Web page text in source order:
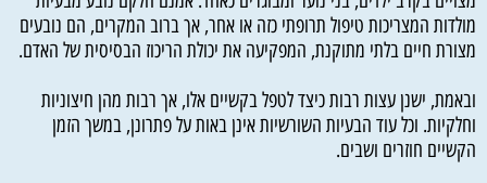
מולדות המצריכות טיפול תרופתי כזה או אחר, אך ברוב המקרים, הם נובעים
מצורת חיים בלתי מתוקנת, המפקיעה את יכולת הריכוז הבסיסית של האדם.
ובאמת, ישנן עצות רבות כיצד לטפל בקשיים אלו, אך רבות מהן חיצוניות
וחלקיות. וכל עוד הבעיות השורשיות אינן באות על פתרונן, במשך הזמן
הקשיים חוזרים ושבים.